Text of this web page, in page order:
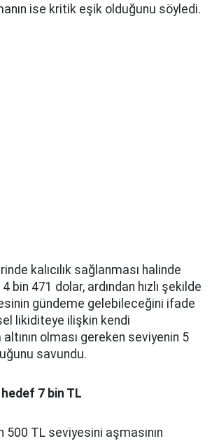
ise kritik eşik olduğunu söyledi.
kalıcılık sağlanması halinde
bin 471 dolar, ardından hızlı şekilde
gündeme gelebileceğini ifade
likiditeye ilişkin kendi
olması gereken seviyenin 5
savundu.
7 bin TL
500 TL seviyesini aşmasının